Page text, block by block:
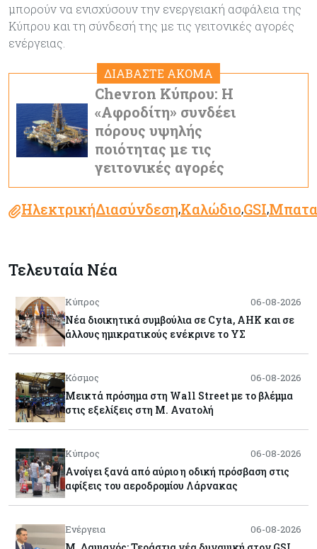
μπορούν να ενισχύσουν την ενεργειακή ασφάλεια της
Κύπρου και τη σύνδεσή της με τις γειτονικές αγορές
ενέργειας.
ΔΙΑΒΑΣΤΕ ΑΚΟΜΑ
Chevron Κύπρου: Η
«Αφροδίτη» συνδέει
πόρους υψηλής
ποιότητας με τις
γειτονικές αγορές
ΗλεκτρικήΔιασύνδεση,Καλώδιο,GSI,
Τελευταία Νέα
Κύπρος 06-08-2026
Νέα διοικητικά συμβούλια σε Cyta, AHK και σε
άλλους ημικρατικούς ενέκρινε το ΥΣ
Κόσμος 06-08-2026
Μεικτά πρόσημα στη Wall Street με το βλέμμα
στις εξελίξεις στη Μ. Ανατολή
Κύπρος 06-08-2026
Ανοίγει ξανά από αύριο η οδική πρόσβαση στις
αφίξεις του αεροδρομίου Λάρνακας
Ενέργεια 06-08-2026